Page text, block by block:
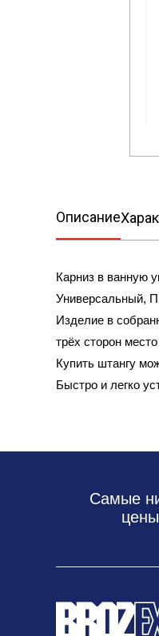
Описание
Карниз в ванную
Универсальный, П
Изделие в
трёх сторон
Купить штангу
Быстро и легко
Самые